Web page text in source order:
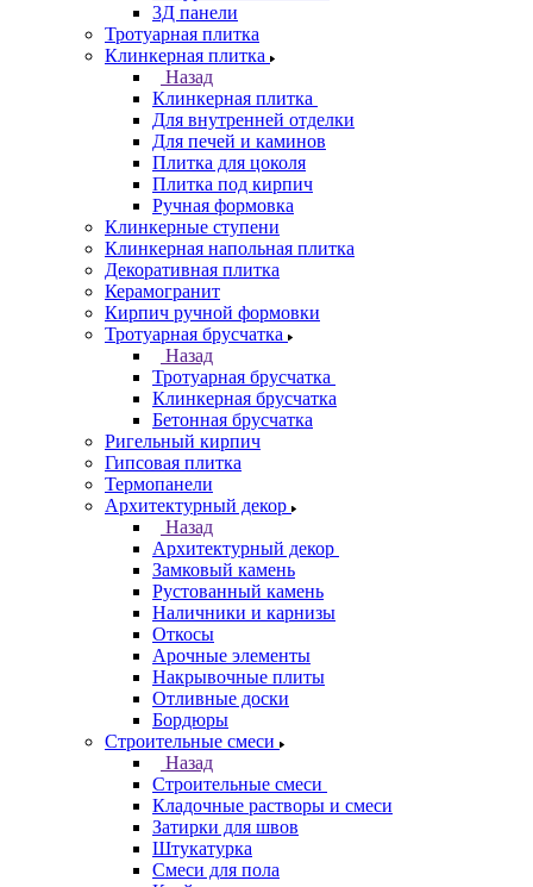
3Д панели
Тротуарная плитка
Клинкерная плитка
Назад
Клинкерная плитка
Для внутренней отделки
Для печей и каминов
Плитка для цоколя
Плитка под кирпич
Ручная формовка
Клинкерные ступени
Клинкерная напольная плитка
Декоративная плитка
Керамогранит
Кирпич ручной формовки
Тротуарная брусчатка
Назад
Тротуарная брусчатка
Клинкерная брусчатка
Бетонная брусчатка
Ригельный кирпич
Гипсовая плитка
Термопанели
Архитектурный декор
Назад
Архитектурный декор
Замковый камень
Рустованный камень
Наличники и карнизы
Откосы
Арочные элементы
Накрывочные плиты
Отливные доски
Бордюры
Строительные смеси
Назад
Строительные смеси
Кладочные растворы и смеси
Затирки для швов
Штукатурка
Смеси для пола